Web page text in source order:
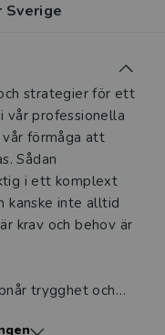
Sverige
strategier för ett
vår professionella
förmåga att
Sådan
i ett komplext
kanske inte alltid
krav och behov är
trygghet och